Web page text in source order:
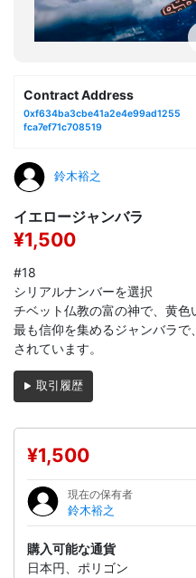
Contract Address
0xf634ba3cbe41a2e4e99ad1255
fca7ef71c708519
鈴木裕之
イエロージャンバラ
¥1,500
#18
シリアルナンバーを選択
チベット仏教の富の神で、黄色
最も信仰を集めるジャンバラで
されています。
取引履歴
¥1,500
現在の保有者
鈴木裕之
購入可能な通貨
日本円、ポリゴン